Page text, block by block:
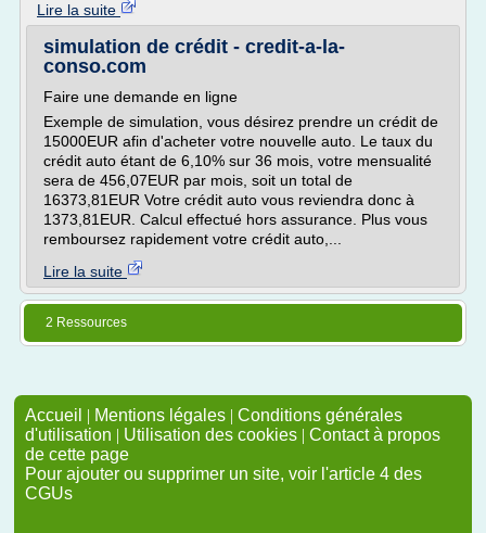
Lire la suite
simulation de crédit - credit-a-la-
conso.com
Faire une demande en ligne
Exemple de simulation, vous désirez prendre un crédit de
15000EUR afin d'acheter votre nouvelle auto. Le taux du
crédit auto étant de 6,10% sur 36 mois, votre mensualité
sera de 456,07EUR par mois, soit un total de
16373,81EUR Votre crédit auto vous reviendra donc à
1373,81EUR. Calcul effectué hors assurance. Plus vous
remboursez rapidement votre crédit auto,...
Lire la suite
2 Ressources
Accueil | Mentions légales | Conditions générales
d'utilisation | Utilisation des cookies | Contact à propos
de cette page
Pour ajouter ou supprimer un site, voir l'article 4 des
CGUs